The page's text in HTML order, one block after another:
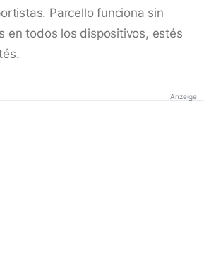
Parcello funciona sin
en todos los dispositivos, estés
Anzeige